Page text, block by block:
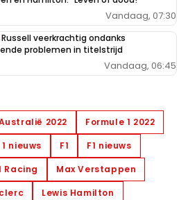
Vandaag, 07:30
Russell veerkrachtig ondanks
problemen in titelstrijd
Vandaag, 06:45
2022
Formule 1 2022
nieuws F1
F1 nieuws
Racing
Max Verstappen
Lewis Hamilton